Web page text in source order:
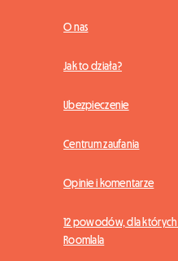
O nas
Jak to działa?
Ubezpieczenie
Centrum zaufania
Opinie i komentarze
12 powodów, dla
Roomlala